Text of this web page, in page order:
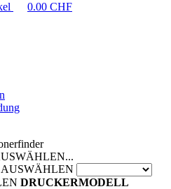
0.00 CHF
AUSWÄHLEN
DRUCKERMODELL